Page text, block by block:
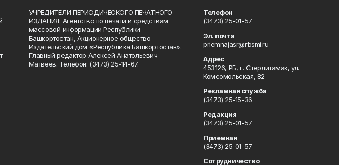
УЧРЕДИТЕЛИ ПЕРИОДИЧЕСКОГО ПЕЧАТНОГО
ИЗДАНИЯ: Агентство по печати и средствам
массовой информации Республики
Башкортостан, Акционерное общество
Издательский дом «Республика Башкортостан».
Главный редактор Алексей Анатольевич
Матвеев. Телефон: (3473) 25-14-67.
Телефон
(3473) 25-01-57
Эл. почта
priemnajasr@rbsmi.ru
Адрес
453126, РБ, г. Стерлитамак, ул.
Комсомольская, 82
Рекламная служба
(3473) 25-15-36
Редакция
(3473) 25-01-57
Приемная
(3473) 25-01-57
Сотрудничество